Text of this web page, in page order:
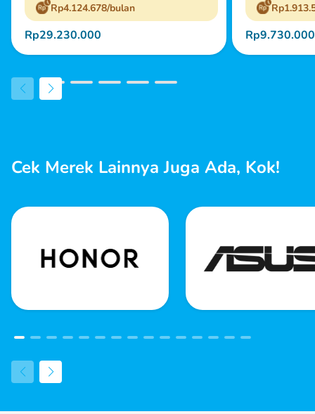
Rp4.124.678/bulan
Rp29.230.000 Rp9.730.000
Cek Merek Lainnya Juga Ada, Kok!